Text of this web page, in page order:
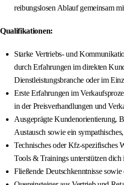
reibungslosen Ablauf gemeinsam
Qualifikationen:
Starke Vertriebs- und
durch Erfahrungen im direkten
Dienstleistungsbranche oder im
Erste Erfahrungen im
in der Preisverhandlungen und
Ausgeprägte Kundenorientierung,
Austausch sowie ein
Technisches oder Kfz-spezifisches
Tools & Trainings unterstützen
Fließende Deutschkenntnisse